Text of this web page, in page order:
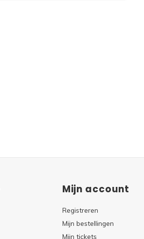
Mijn account
Registreren
Mijn bestellingen
Mijn tickets